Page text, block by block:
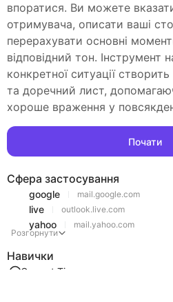
впоратися. Ви можете
отримувача, описати ваші
перерахувати основні
відповідний тон. Інструмент
конкретної ситуації
та доречний лист,
хороше враження у
Почати
Сфера застосування
google mail.google.com
live outlook.live.com
yahoo
mail.yahoo.com
Розгорнути
Навички
Current Time